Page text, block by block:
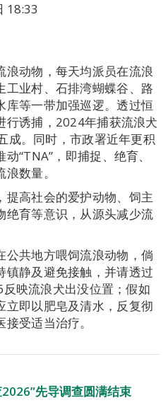
18:33
浪动物，每天均派员在流浪
工业村、石排湾蝴蝶谷、路
库等一带加强巡逻。透过恒
行诱捕，2024年捕获流浪犬
成。同时，市政署近年更积
“TNA”，即捕捉、绝育、
数量。
提高社会的爱护动物、饲主
绝育等意识，从源头减少流
公共地方喂饲流浪动物，倘
镇静及避免接触，并请透过
映流浪犬出没位置；假如
立即以肥皂及清水，反复彻
受适当治疗。
先导调查圆满结束